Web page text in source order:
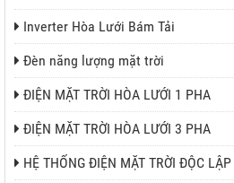
Inverter Hòa Lưới Bám Tải
Đèn năng lượng mặt trời
ĐIỆN MẶT TRỜI HÒA LƯỚI 1 PHA
ĐIỆN MẶT TRỜI HÒA LƯỚI 3 PHA
HỆ THỐNG ĐIỆN MẶT TRỜI ĐỘC